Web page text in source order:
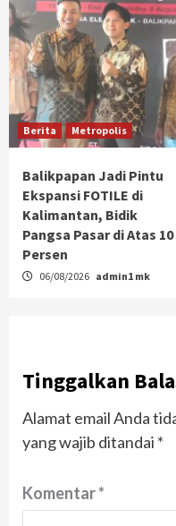
Berita Metropolis
Balikpapan Jadi Pintu
Ekspansi FOTILE di
Kalimantan, Bidik
Pangsa Pasar di Atas 10
Persen
06/08/2026 admin1 mk
Tinggalkan
Alamat email Anda
yang wajib ditandai *
Komentar*